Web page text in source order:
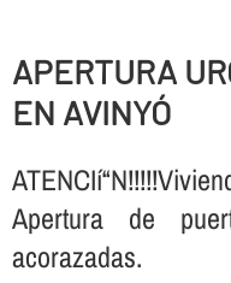
APERTURA
EN AVINYÓ
Apertura de
acorazadas.